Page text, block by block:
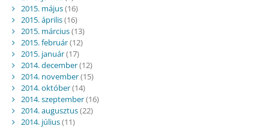
2015. május(16)
2015. április(16)
2015. március(13)
2015. február(12)
2015. január(17)
2014. december(12)
2014. november(15)
2014. október(14)
2014. szeptember(16)
2014. augusztus(22)
2014. július(11)